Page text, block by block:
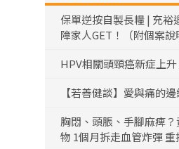
保單逆按自製長糧 | 充裕
障家人GET！（附個案說
HPV相關頭頸癌新症上
【若善健談】愛與痛的
胸悶、頭脹、手腳麻痺
物 1個月拆走血管炸彈